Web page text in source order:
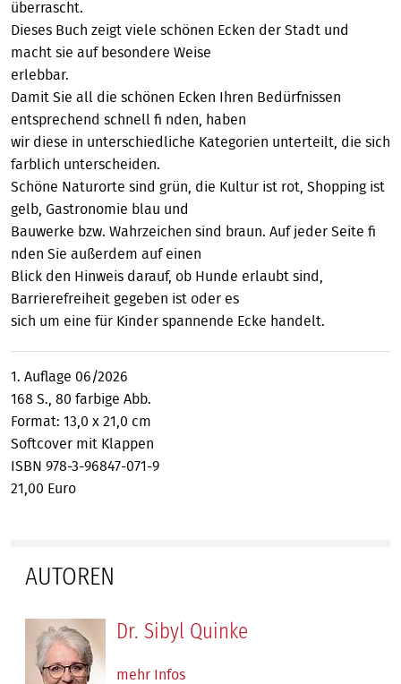
überrascht.
Dieses Buch zeigt viele schönen Ecken der Stadt und
macht sie auf besondere Weise
erlebbar.
Damit Sie all die schönen Ecken Ihren Bedürfnissen
entsprechend schnell fi nden, haben
wir diese in unterschiedliche Kategorien unterteilt, die sich
farblich unterscheiden.
Schöne Naturorte sind grün, die Kultur ist rot, Shopping ist
gelb, Gastronomie blau und
Bauwerke bzw. Wahrzeichen sind braun. Auf jeder Seite fi
nden Sie außerdem auf einen
Blick den Hinweis darauf, ob Hunde erlaubt sind,
Barrierefreiheit gegeben ist oder es
sich um eine für Kinder spannende Ecke handelt.
1. Auflage 06/2026
168 S., 80 farbige Abb.
Format: 13,0 x 21,0 cm
Softcover mit Klappen
ISBN 978-3-96847-071-9
21,00 Euro
AUTOREN
Dr. Sibyl Quinke
mehr Infos